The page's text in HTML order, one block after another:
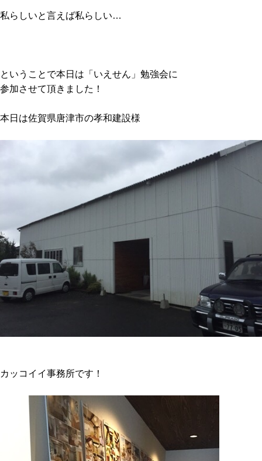
私らしいと言えば私らしい…
ということで本日は「いえせん」勉強会に
参加させて頂きました！
本日は佐賀県唐津市の孝和建設様
カッコイイ事務所です！